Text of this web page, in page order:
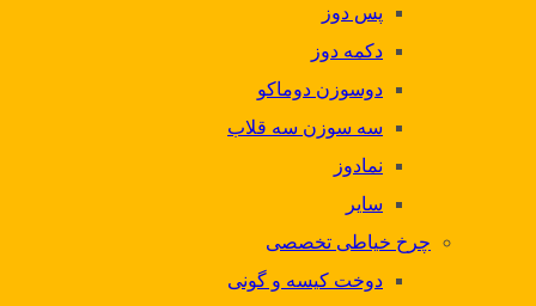
پس دوز
دکمه دوز
دوسوزن دوماکو
سه سوزن سه قلاب
نمادوز
سایر
چرخ خیاطی تخصصی
دوخت کیسه و گونی